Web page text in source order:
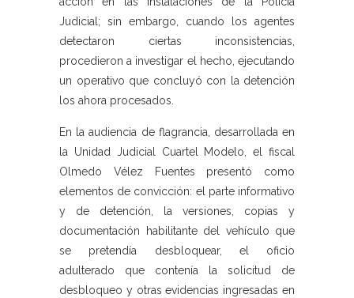
Judicial; sin embargo, cuando los agentes
detectaron ciertas inconsistencias,
procedieron a investigar el hecho, ejecutando
un operativo que concluyó con la detención
los ahora procesados.
En la audiencia de flagrancia, desarrollada en
la Unidad Judicial Cuartel Modelo, el fiscal
Olmedo Vélez Fuentes presentó como
elementos de convicción: el parte informativo
y de detención, la versiones, copias y
documentación habilitante del vehículo que
se pretendía desbloquear, el oficio
adulterado que contenía la solicitud de
desbloqueo y otras evidencias ingresadas en